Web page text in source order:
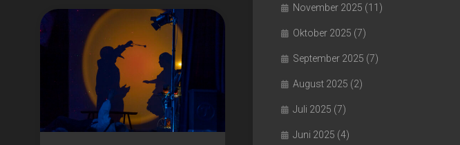
November 2025 (11)
Oktober 2025 (7)
September 2025 (7)
August 2025 (2)
Juli 2025 (7)
Juni 2025 (4)